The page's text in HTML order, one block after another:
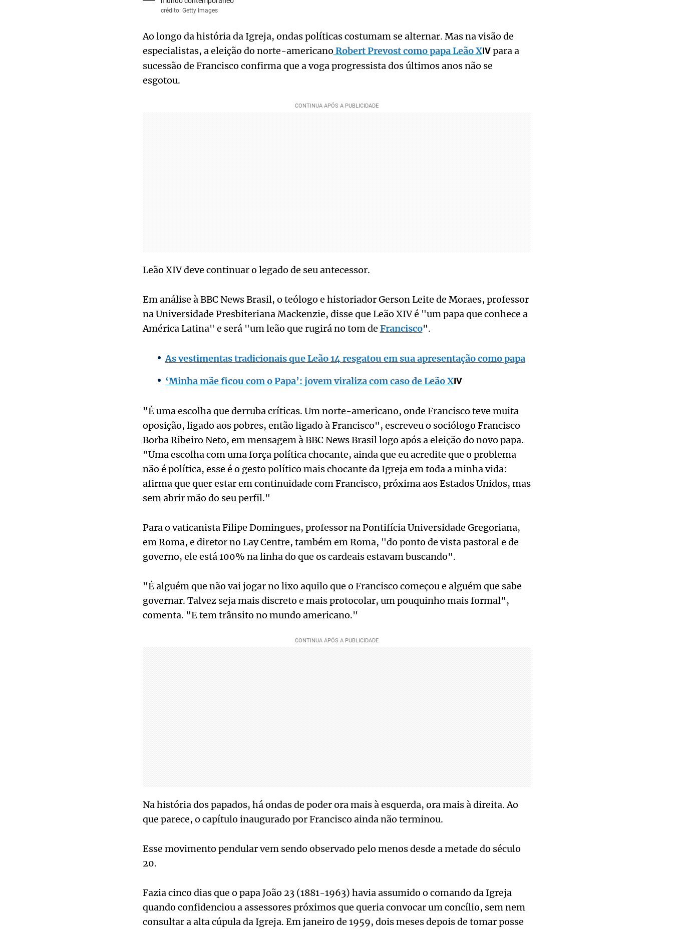
crédito: Getty Images
Ao longo da história da Igreja, ondas políticas costumam se alternar. Mas na visão de
especialistas, a eleição do norte-americano Robert Prevost como papa Leão XIVpara a
sucessão de Francisco confirma que a voga progressista dos últimos anos não se
esgotou.
Leão XIV deve continuar o legado de seu antecessor.
Em análise à BBC News Brasil, o teólogo e historiador Gerson Leite de Moraes, professor
na Universidade Presbiteriana Mackenzie, disse que Leão XIV é "um papa que conhece a
América Latina" e será "um leão que rugirá no tom de Francisco".
As vestimentas tradicionais que Leão 14 resgatou em sua apresentação como papa
‘Minha mãe ficou com o Papa’: jovem viraliza com caso de Leão XIV
"É uma escolha que derruba críticas. Um norte-americano, onde Francisco teve muita
oposição, ligado aos pobres, então ligado à Francisco", escreveu o sociólogo Francisco
Borba Ribeiro Neto, em mensagem à BBC News Brasil logo após a eleição do novo papa.
"Uma escolha com uma força política chocante, ainda que eu acredite que o problema
não é política, esse é o gesto político mais chocante da Igreja em toda a minha vida:
afirma que quer estar em continuidade com Francisco, próxima aos Estados Unidos, mas
sem abrir mão do seu perfil."
Para o vaticanista Filipe Domingues, professor na Pontifícia Universidade Gregoriana,
em Roma, e diretor no Lay Centre, também em Roma, "do ponto de vista pastoral e de
governo, ele está 100% na linha do que os cardeais estavam buscando".
"É alguém que não vai jogar no lixo aquilo que o Francisco começou e alguém que sabe
governar. Talvez seja mais discreto e mais protocolar, um pouquinho mais formal",
comenta. "E tem trânsito no mundo americano."
Na história dos papados, há ondas de poder ora mais à esquerda, ora mais à direita. Ao
que parece, o capítulo inaugurado por Francisco ainda não terminou.
Esse movimento pendular vem sendo observado pelo menos desde a metade do século
20.
Fazia cinco dias que o papa João 23 (1881-1963) havia assumido o comando da Igreja
quando confidenciou a assessores próximos que queria convocar um concílio, sem nem
consultar a alta cúpula da Igreja. Em janeiro de 1959, dois meses depois de tomar posse